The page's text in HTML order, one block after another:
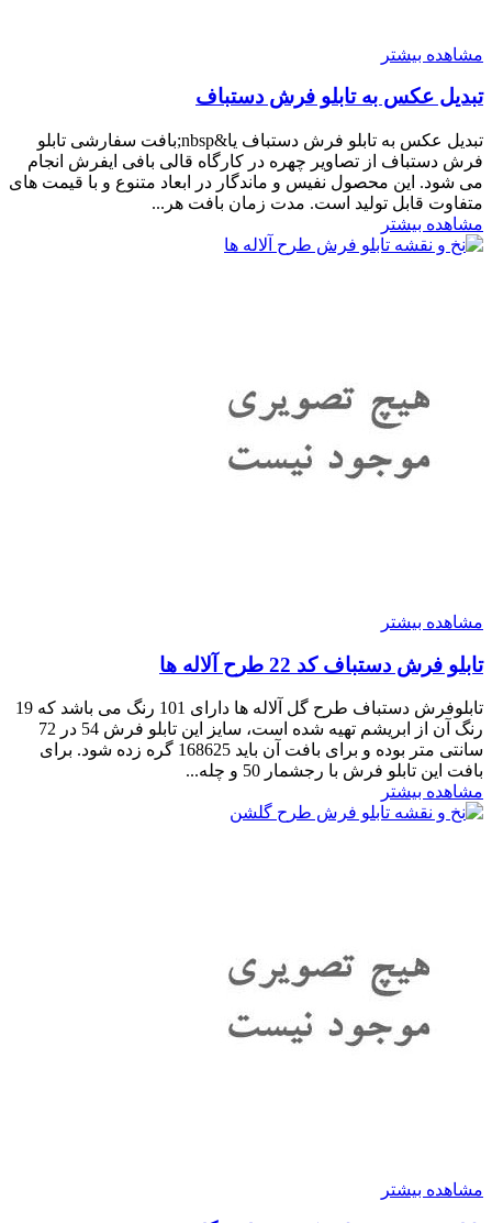
مشاهده بیشتر
تبدیل عکس به تابلو فرش دستباف
تبدیل عکس به تابلو فرش دستباف یا&nbsp;بافت سفارشی تابلو
فرش دستباف از تصاویر چهره در کارگاه قالی بافی ایفرش انجام
می شود. این محصول نفیس و ماندگار در ابعاد متنوع و با قیمت های
متفاوت قابل تولید است. مدت زمان بافت هر...
مشاهده بیشتر
مشاهده بیشتر
تابلو فرش دستباف کد 22 طرح آلاله ها
تابلوفرش دستباف طرح گل آلاله ها دارای 101 رنگ می باشد که 19
رنگ آن از ابریشم تهیه شده است، سایز این تابلو فرش 54 در 72
سانتی متر بوده و برای بافت آن باید 168625 گره زده شود. برای
بافت این تابلو فرش با رجشمار 50 و چله...
مشاهده بیشتر
مشاهده بیشتر